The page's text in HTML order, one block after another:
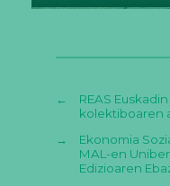
←
REAS
kolektiboaren
→
Ekonomia
MAL-en
Edizioaren